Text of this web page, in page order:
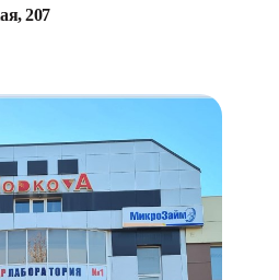
207